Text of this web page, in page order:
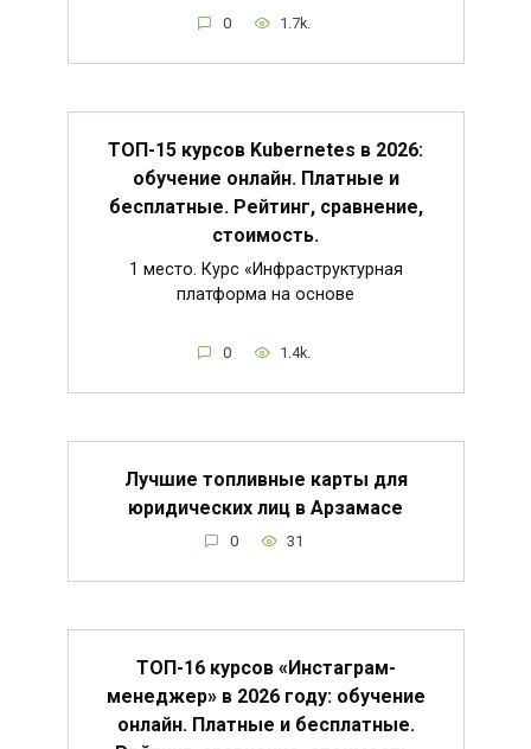
0 1.7k.
ТОП-15 курсов Kubernetes в 2026:
обучение онлайн. Платные и
бесплатные. Рейтинг, сравнение,
стоимость.
1 место. Курс «Инфраструктурная
платформа на основе
0 1.4k.
Лучшие топливные карты для
юридических лиц в Арзамасе
0 31
ТОП-16 курсов «Инстаграм-
менеджер» в 2026 году: обучение
онлайн. Платные и бесплатные.